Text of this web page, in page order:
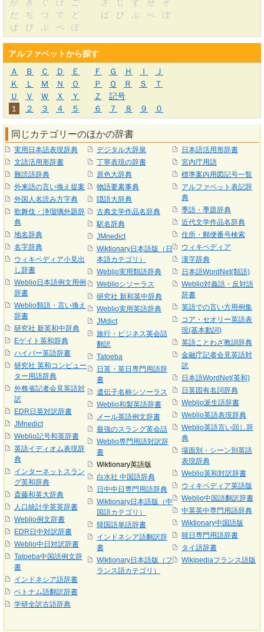
が ぎ ぐ げ ご ざ じ ず ぜ
ぞ
だ
ぢ づ で ど ば び ぶ べ
ぼ
ぱ
ぴ ぷ ぺ ぽ
アルファベットから探す
Ａ
Ｂ Ｃ Ｄ Ｅ Ｆ Ｇ Ｈ Ｉ
Ｊ
Ｋ
Ｌ Ｍ Ｎ Ｏ Ｐ Ｑ Ｒ Ｓ
Ｔ
Ｕ
Ｖ Ｗ Ｘ Ｙ Ｚ
記号
１
２ ３ ４ ５ ６ ７ ８ ９ ０
同じカテゴリーのほかの辞書
実用日本語表現辞典
文語活用形辞書
難読語辞典
外来語の言い換え提案
外国人名読み方字典
歌舞伎・浄瑠璃外題辞
典
地名辞典
名字辞典
ウィキペディア小見出
し辞書
Weblio日本語例文用例
辞書
Weblio類語・言い換え
辞書
研究社 新英和中辞典
Eゲイト英和辞典
ハイパー英語辞書
研究社 英和コンピュー
ター用語辞典
外務省記者会見英語対
訳
EDR日英対訳辞書
JMnedict
Weblio記号和英辞書
英語イディオム表現辞
典
インターネットスラン
グ英和辞典
斎藤和英大辞典
人口統計学英英辞書
Weblio例文辞書
EDR日中対訳辞書
Weblio中日対訳辞書
Tatoeba中国語例文辞
書
インドネシア語辞書
ベトナム語翻訳辞書
学研全訳古語辞典
デジタル大辞泉
丁寧表現の辞書
原色大辞典
物語要素事典
隠語大辞典
古典文学作品名辞典
駅名辞典
JMnedict
Wiktionary日本語版（日
本語カテゴリ）
Weblio実用類語辞典
Weblioシソーラス
研究社 新和英中辞典
Weblio実用英語辞典
JMdict
旅行・ビジネス英会話
翻訳
Tatoeba
日英・英日専門用語辞
書
遺伝子名称シソーラス
Weblio和製英語辞書
メール英語例文辞書
最強のスラング英会話
Weblio専門用語対訳辞
書
Wiktionary英語版
白水社 中国語辞典
日中中日専門用語辞典
Wiktionary日本語版（中
国語カテゴリ）
韓国語単語辞書
インドネシア語翻訳辞
書
Wiktionary日本語版（フ
ランス語カテゴリ）
日本語活用形辞書
宮内庁用語
標準案内用図記号一覧
アルファベット表記辞
典
季語・季題辞典
近代文学作品名辞典
住所・郵便番号検索
ウィキペディア
漢字辞典
日本語WordNet(類語)
Weblio対義語・反対語
辞書
英語での言い方用例集
コア・セオリー英語表
現(基本動詞)
英語ことわざ教訓辞典
金融庁記者会見英語対
訳
日本語WordNet(英和)
日英固有名詞辞典
Weblio派生語辞書
Weblio英語表現辞典
Weblio英語言い回し辞
典
場面別・シーン別英語
表現辞典
Weblio英和対訳辞書
ウィキペディア英語版
Weblio中国語翻訳辞書
中英英中専門用語辞典
Wiktionary中国語版
韓日専門用語辞書
タイ語辞書
Wikipediaフランス語版